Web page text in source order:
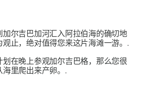
加尔吉巴加河汇入阿拉伯海的确切地
观止，绝对值得您来这片海滩一游。.
在晚上参观加尔吉巴格，那么您很
里爬出来产卵。.